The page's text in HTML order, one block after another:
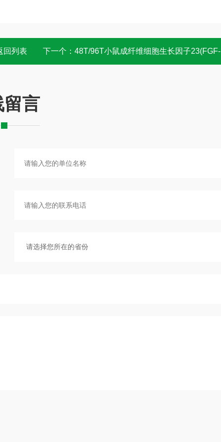
回列表 下一个： 48T/96T小鼠成纤维细胞生长因子23(FGF-23)elisa试剂盒 说明书
言